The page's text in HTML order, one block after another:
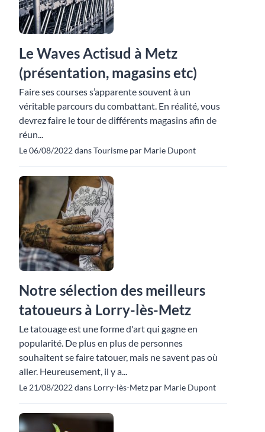
Le Waves Actisud à Metz
(présentation, magasins etc)
Faire ses courses s’apparente souvent à un
véritable parcours du combattant. En réalité, vous
devrez faire le tour de différents magasins afin de
réun...
Le 06/08/2022 dans Tourisme par Marie Dupont
Notre sélection des meilleurs
tatoueurs à Lorry-lès-Metz
Le tatouage est une forme d'art qui gagne en
popularité. De plus en plus de personnes
souhaitent se faire tatouer, mais ne savent pas où
aller. Heureusement, il y a...
Le 21/08/2022 dans Lorry-lès-Metz par Marie Dupont